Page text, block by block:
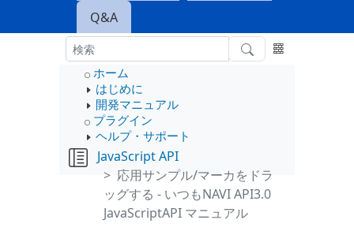
Q&A
ホーム
はじめに
開発マニュアル
プラグイン
ヘルプ・サポート
JavaScript API
応用サンプル/マーカをドラ
ッグする - いつもNAVI API3.0
JavaScriptAPI マニュアル